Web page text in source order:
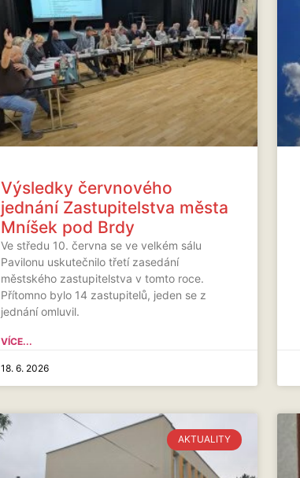
Výsledky červnového
jednání Zastupitelstva města
Mníšek pod Brdy
Ve středu 10. června se ve velkém sálu
Pavilonu uskutečnilo třetí zasedání
městského zastupitelstva v tomto roce.
Přítomno bylo 14 zastupitelů, jeden se z
jednání omluvil.
VÍCE...
18. 6. 2026
AKTUALITY